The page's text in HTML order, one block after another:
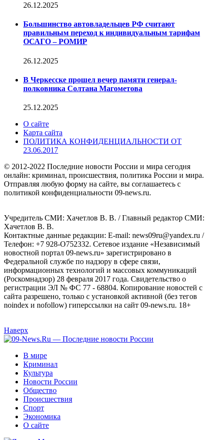
26.12.2025
Большинство автовладельцев РФ считают
правильным переход к индивидуальным тарифам
ОСАГО – РОМИР
26.12.2025
В Черкесске прошел вечер памяти генерал-
полковника Солтана Магометова
25.12.2025
О сайте
Карта сайта
ПОЛИТИКА КОНФИДЕНЦИАЛЬНОСТИ ОТ
23.06.2017
© 2012-2022 Последние новости России и мира сегодня
онлайн: криминал, происшествия, политика России и мира.
Отправляя любую форму на сайте, вы соглашаетесь с
политикой конфиденциальности 09-news.ru.
Учредитель СМИ: Хaчeтлoв B. B. / Главный редактор СМИ:
Хaчeтлoв B. B.
Контактные данные редакции: E-mail: news09ru@yandex.ru /
Телефон: +7 928-O752332. Сетевое издание «Независимый
новостной портал 09-news.ru» зарегистрировано в
Федеральной службе по надзору в сфере связи,
информационных технологий и массовых коммуникаций
(Роскомнадзор) 28 февраля 2017 года. Свидетельство о
регистрации ЭЛ № ФС 77 - 68804. Копирование новостей с
сайта разрешено, только с установкой активной (без тегов
noindex и nofollow) гиперссылки на сайт 09-news.ru. 18+
Наверх
В мире
Криминал
Культура
Новости России
Общество
Происшествия
Спорт
Экономика
О сайте